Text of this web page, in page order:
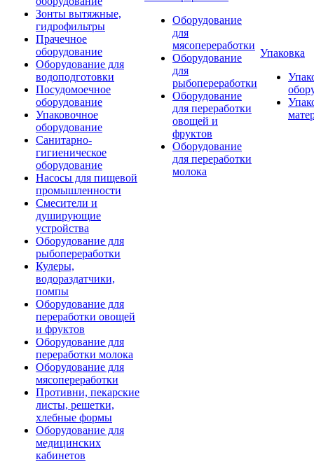
Зонты вытяжные,
гидрофильтры
Прачечное
оборудование
Оборудование для
водоподготовки
Посудомоечное
оборудование
Упаковочное
оборудование
Санитарно-
гигиеническое
оборудование
Насосы для пищевой
промышленности
Смесители и
душирующие
устройства
Оборудование для
рыбопереработки
Кулеры,
водораздатчики,
помпы
Оборудование для
переработки овощей
и фруктов
Оборудование для
переработки молока
Оборудование для
мясопереработки
Противни, пекарские
листы, решетки,
хлебные формы
Оборудование для
медицинских
кабинетов
Оборудование
для
мясопереработки
Оборудование
для
рыбопереработки
Оборудование
для переработки
овощей и
фруктов
Оборудование
для переработки
молока
Упаковка